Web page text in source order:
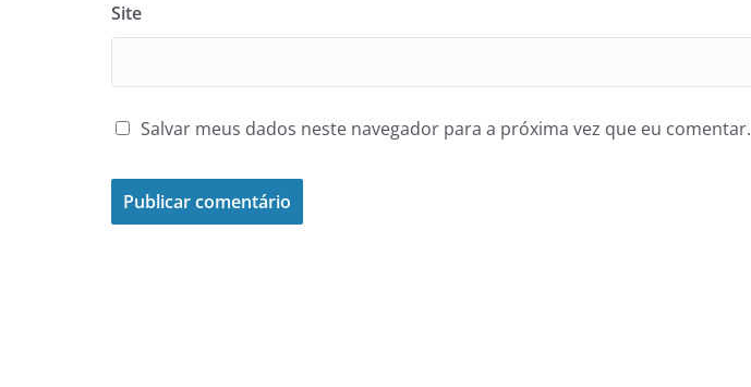
Site
Salvar meus dados neste navegador para a próxima vez que eu comentar.